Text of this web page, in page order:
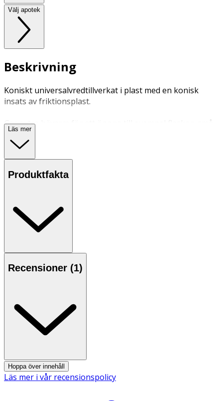
Välj apotek
Beskrivning
Koniskt universalvredtillverkat i plast med en konisk
insats av friktionsplast.
Ger extra hävarm för att öppna till exempel flaskor, små
burkar m.m. med en diameter upp till 45 mm.
Längd: Handtagets längd 95 mm
Bredd: Handtagets bredd 1,5 cm
Läs mer
Produktfakta
Recensioner (1)
Hoppa över innehåll
Läs mer i vår recensionspolicy